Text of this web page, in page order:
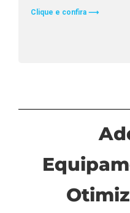
Clique e confira ⟶